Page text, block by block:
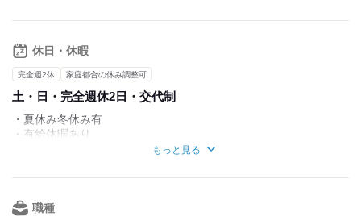
※試用期間あり（3ヵ月・同条件）
休日・休暇
完全週2休 家庭都合の休み調整可
土・日・完全週休2日・交代制
・夏休み冬休み有
・有給休暇あり
もっと見る
職種